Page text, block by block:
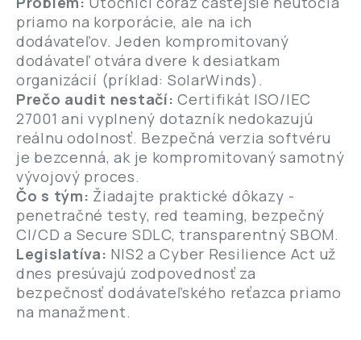
priamo na korporácie, ale na ich
dodávateľov. Jeden kompromitovaný
dodávateľ otvára dvere k desiatkam
organizácií (príklad: SolarWinds).
Prečo audit nestačí:Certifikát ISO/IEC
27001 ani vyplnený dotazník nedokazujú
reálnu odolnosť. Bezpečná verzia softvéru
je bezcenná, ak je kompromitovaný samotný
vývojový proces.
Čo s tým: Žiadajte praktické dôkazy -
penetračné testy, red teaming, bezpečný
CI/CD a Secure SDLC, transparentný SBOM.
Legislatíva: NIS2 a Cyber Resilience Act už
dnes presúvajú zodpovednosť za
bezpečnosť dodávateľského reťazca priamo
na manažment.